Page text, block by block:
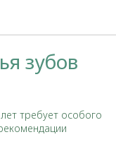
зубов
требует особого